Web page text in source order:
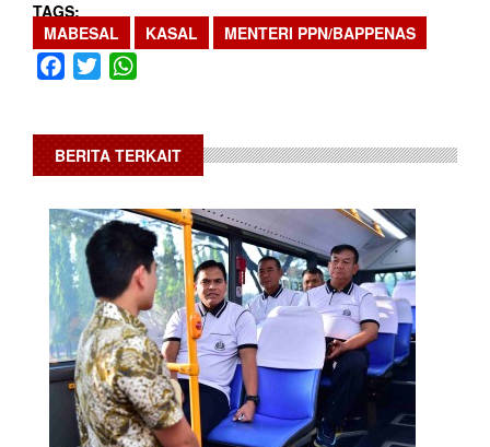
TAGS
MABESAL
KASAL MENTERI PPN/BAPPENAS
Facebook
Twitter
BERITA TERKAIT